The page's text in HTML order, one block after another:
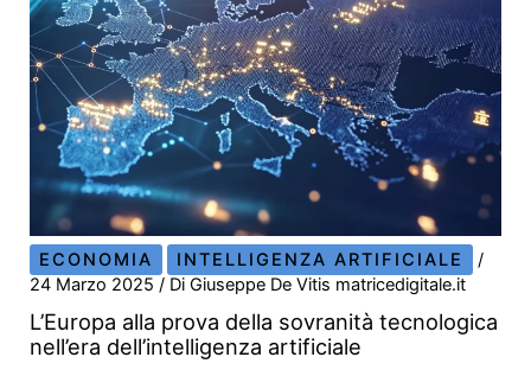
ECONOMIA INTELLIGENZA ARTIFICIALE
/
24 Marzo 2025/ DiGiuseppe De Vitis matricedigitale.it
L’Europa alla prova della sovranità tecnologica
nell’era dell’intelligenza artificiale